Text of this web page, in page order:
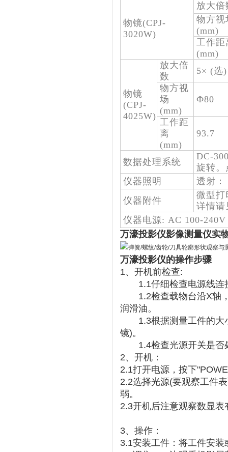
物镜(CPJ-
3020W)
放大倍
物方视
(mm)
工作距
(mm)
物镜
(CPJ-
4025W)
放大倍
数
5× (选)
物方视
场
(mm)
Ф80
工作距
离
(mm)
93.7
数据处理系统
DC-
旋转。
仪器照明
透射：
仪器附件
微型
详情请
仪器电源: AC 100-
万濠投影仪影像测量仪实
万濠投影仪的操作步骤
1、开机前检查:
1.1仔细检查电源线连
1.2检查载物台沿X轴，
润滑油。
1.3根据测量工件的大
镜)。
1.4检查光源开关是否
2、开机：
2.1打开电源，按下
2.2选择光源(要观察工件
弱。
2.3开机后注意观察数显
3、操作：
3.1安装工件：将工件安